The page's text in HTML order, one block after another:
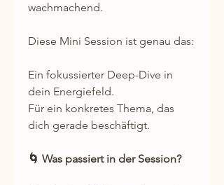
wachmachend.
Diese Mini Session ist genau das:
Ein fokussierter Deep-Dive in
dein Energiefeld.
Für ein konkretes Thema, das
dich gerade beschäftigt.
🌀 Was passiert in der Session?